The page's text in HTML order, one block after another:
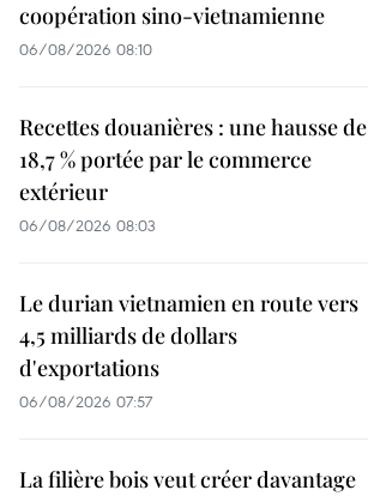
coopération sino-vietnamienne
06/08/2026 08:10
Recettes douanières : une hausse de
18,7 % portée par le commerce
extérieur
06/08/2026 08:03
Le durian vietnamien en route vers
4,5 milliards de dollars
d'exportations
06/08/2026 07:57
La filière bois veut créer davantage